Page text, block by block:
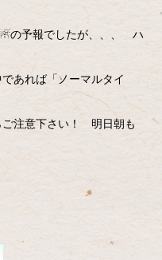
☃の予報でしたが、、、 ハ
あれば「ノーマルタイ
ご注意下さい！ 明日朝も